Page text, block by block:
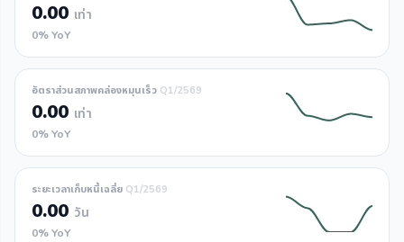
0.00 เท่า
0% YoY
อัตราส่วนสภาพคล่องหมุนเร็ว Q1/2569
0.00 เท่า
0% YoY
ระยะเวลาเก็บหนี้เฉลี่ย Q1/2569
0.00 วัน
0% YoY